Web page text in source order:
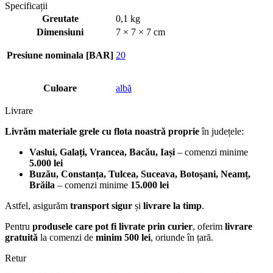
Specificații
Greutate
0,1 kg
Dimensiuni
7 × 7 × 7 cm
Presiune nominala [BAR] 20
Culoare albă
Livrare
Livrăm materiale grele cu flota noastră proprieîn județele:
Vaslui, Galați, Vrancea, Bacău, Iași– comenzi minime
5.000 lei
Buzău, Constanța, Tulcea, Suceava, Botoșani, Neamț,
Brăila – comenzi minime 15.000 lei
Astfel, asigurăm transport sigur și livrare la timp.
Pentru produsele care pot fi livrate prin curier, oferim livrare
gratuită la comenzi de minim 500 lei, oriunde în țară.
Retur